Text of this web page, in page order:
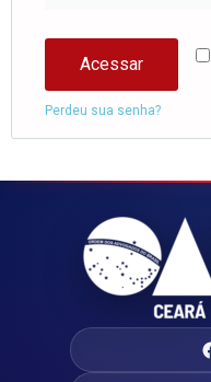
Acessar
Perdeu sua senha?